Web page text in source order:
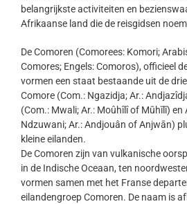
belangrijkste activiteiten en
Afrikaanse land die de reisgidsen
De Comoren (Comorees: Komori;
Comores; Engels: Comoros), officieel
vormen een staat bestaande uit de
Comore (Com.: Ngazidja; Ar.:
(Com.: Mwali; Ar.: Moûhîlî of Mūhīlī) en
Ndzuwani; Ar.: Andjouân of Anjwān)
kleine eilanden.
De Comoren zijn van vulkanische
in de Indische Oceaan, ten
vormen samen met het Franse
eilandengroep Comoren. De naam is